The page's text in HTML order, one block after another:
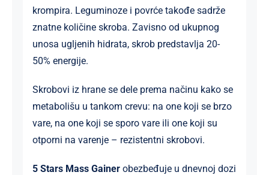
krompira. Leguminoze i povrće takođe sadrže
znatne količine skroba. Zavisno od ukupnog
unosa ugljenih hidrata, skrob predstavlja 20-
50% energije.
Skrobovi iz hrane se dele prema načinu kako se
metabolišu u tankom crevu: na one koji se brzo
vare, na one koji se sporo vare ili one koji su
otporni na varenje – rezistentni skrobovi.
5 Stars Mass Gainerobezbeđuje u dnevnoj dozi